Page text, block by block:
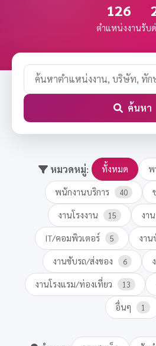
126
ตำแหน่งงานรับ
ค้นหา
หมวดหมู่: ทั้งหมด พ
พนักงานบริการ 40
งานโรงงาน 15 งา
IT/คอมพิวเตอร์ 5 งาน
งานขับรถ/ส่งของ 6
งานโรงแรม/ท่องเที่ยว 13
อื่นๆ 1